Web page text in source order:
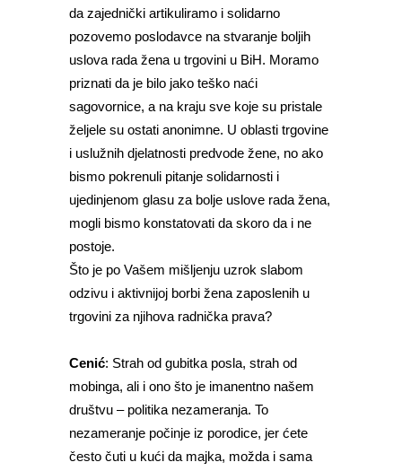
da zajednički artikuliramo i solidarno
pozovemo poslodavce na stvaranje boljih
uslova rada žena u trgovini u BiH. Moramo
priznati da je bilo jako teško naći
sagovornice, a na kraju sve koje su pristale
željele su ostati anonimne. U oblasti trgovine
i uslužnih djelatnosti predvode žene, no ako
bismo pokrenuli pitanje solidarnosti i
ujedinjenom glasu za bolje uslove rada žena,
mogli bismo konstatovati da skoro da i ne
postoje.
Što je po Vašem mišljenju uzrok slabom
odzivu i aktivnijoj borbi žena zaposlenih u
trgovini za njihova radnička prava?
Cenić: Strah od gubitka posla, strah od
mobinga, ali i ono što je imanentno našem
društvu – politika nezameranja. To
nezameranje počinje iz porodice, jer ćete
često čuti u kući da majka, možda i sama